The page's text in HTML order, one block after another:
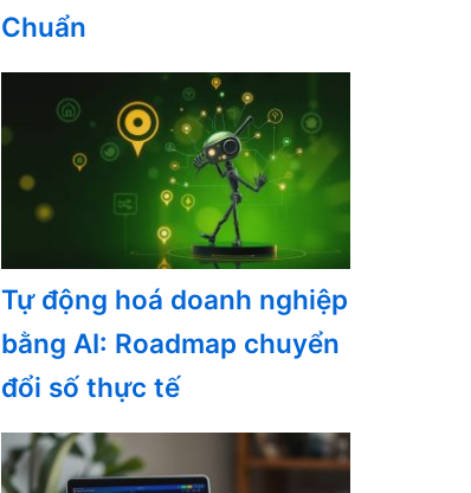
Chuẩn
Tự động hoá doanh nghiệp
bằng AI: Roadmap chuyển
đổi số thực tế